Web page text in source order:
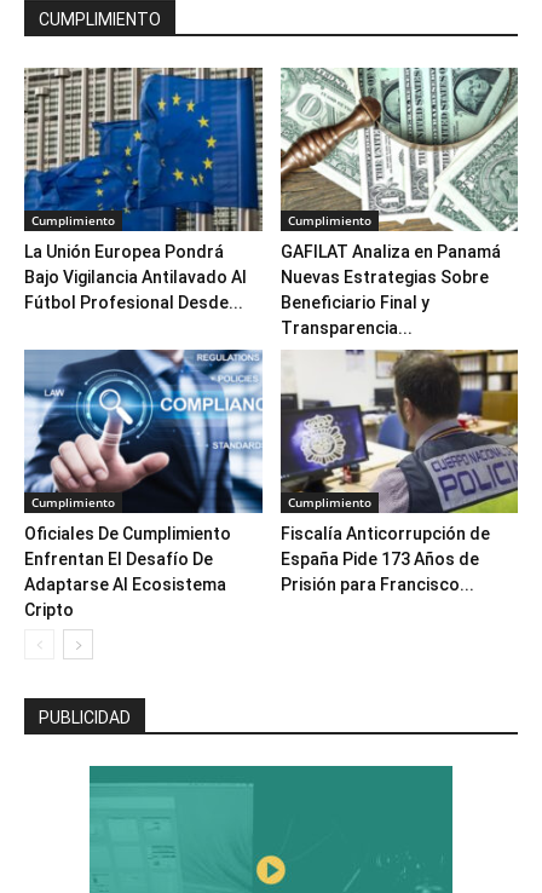
CUMPLIMIENTO
Cumplimiento
La Unión Europea Pondrá
Bajo Vigilancia Antilavado Al
Fútbol Profesional Desde...
Cumplimiento
GAFILAT Analiza en Panamá
Nuevas Estrategias Sobre
Beneficiario Final y
Transparencia...
Cumplimiento
Oficiales De Cumplimiento
Enfrentan El Desafío De
Adaptarse Al Ecosistema
Cripto
Cumplimiento
Fiscalía Anticorrupción de
España Pide 173 Años de
Prisión para Francisco...
PUBLICIDAD